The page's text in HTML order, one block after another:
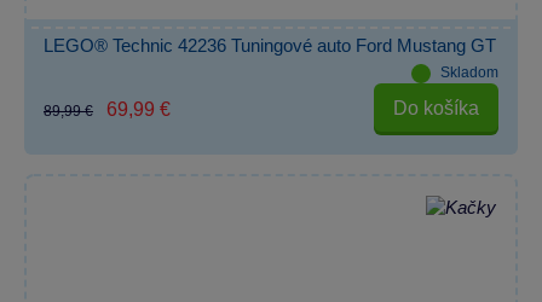
LEGO® Technic 42236 Tuningové auto Ford Mustang GT
Skladom
89,99 € 69,99 € Do košíka